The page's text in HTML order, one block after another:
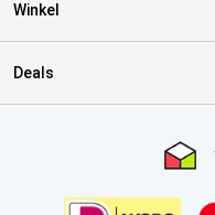
Winkel
Deals